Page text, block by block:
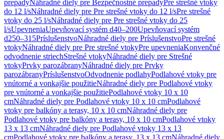
prepadyNáhradné diely pre Bezpečnostné prepadyPre strešné vtoky
do 12 l/sNáhradné diely pre Pre strešné vtoky do 12 l/sPre strešné
vtoky do 25 l/sNáhradné diely pre Pre strešné vtoky do 25
l/sUpevneniaUpevňovací systém d40–200Upevňovací systém
d250–315PríslušenstvoNáhradné diely pre PríslušenstvoPre strešné
vtokyNáhradné diely pre Pre strešné vtokyPre upevneniaKonvenčné
odvodnenie striechStrešné vtokyNáhradné diely pre Strešné
vtokyPrvky parozábranyNáhradné diely pre Prvky
parozábranyPríslušenstvoOdvodnenie podlahyPodlahové vtoky pre
vnútorné a vonkajšie použitieNáhradné diely pre Podlahové vtoky
pre vnútorné a vonkajšie použitiePodlahové vtoky 10 x 10
cmNáhradné diely pre Podlahové vtoky 10 x 10 cmPodlahové
vtoky pre balkóny a terasy, 10 x 10 cmNáhradné diely pre
Podlahové vtoky pre balkóny a terasy, 10 x 10 cmPodlahové vtoky
13 x 13 cmNáhradné diely pre Podlahové vtoky 13 x 13
cmPodlahové vtoky pre balkóny a terasy, 13 x 13 cmNáhradné diely